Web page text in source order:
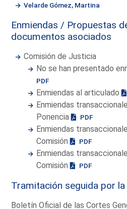
Velarde Gómez, Martina
Enmiendas / Propuestas
documentos asociados
Comisión de Justicia
No se han presentado
PDF
Enmiendas al articulado
Enmiendas
Ponencia
PDF
Enmiendas
Comisión
PDF
Enmiendas
Comisión
PDF
Tramitación seguida por la
Boletín Oficial de las Cortes